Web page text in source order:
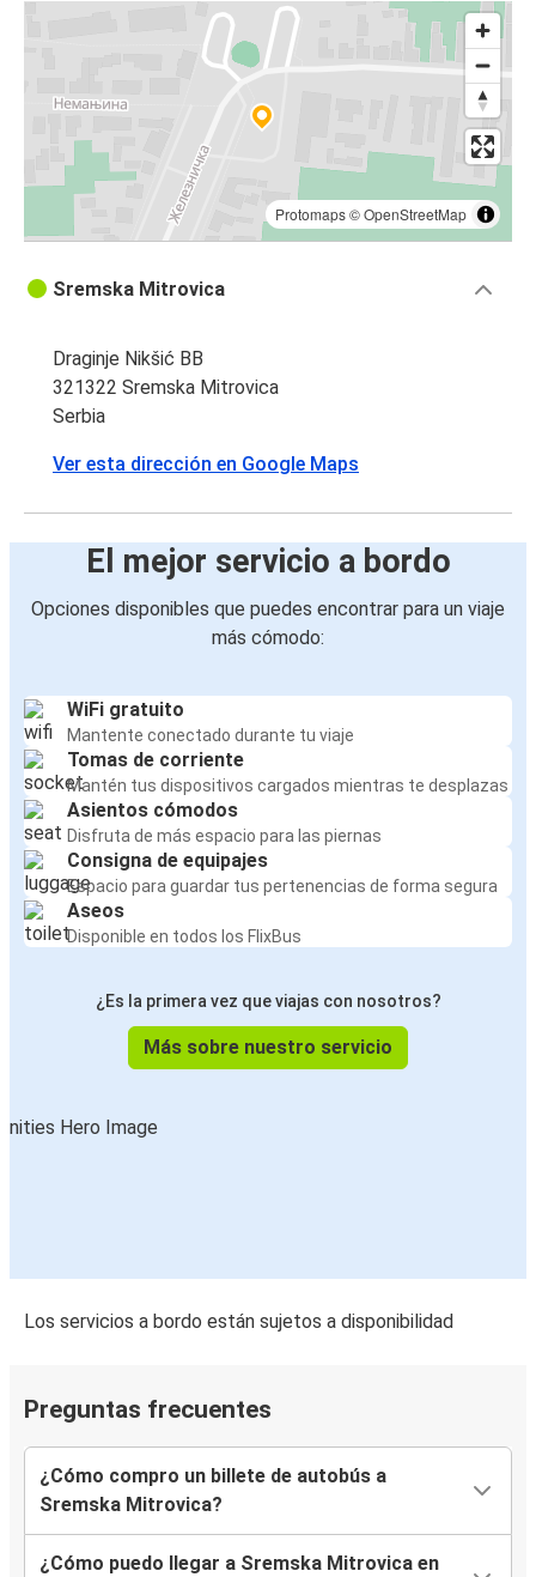
Protomaps©OpenStreetMap
Sremska Mitrovica
Draginje Nikšić BB
321322 Sremska Mitrovica
Serbia
Ver esta dirección en Google Maps
El mejor servicio a bordo
Opciones disponibles que puedes encontrar para un viaje
más cómodo:
WiFi gratuito
Mantente conectado durante tu viaje
Tomas de corriente
Mantén tus dispositivos cargados mientras te desplazas
Asientos cómodos
Disfruta de más espacio para las piernas
Consigna de equipajes
Espacio para guardar tus pertenencias de forma segura
Aseos
Disponible en todos los FlixBus
¿Es la primera vez que viajas con nosotros?
Más sobre nuestro servicio
Los servicios a bordo están sujetos a disponibilidad
Preguntas frecuentes
¿Cómo compro un billete de autobús a
Sremska Mitrovica?
¿Cómo puedo llegar a Sremska Mitrovica en